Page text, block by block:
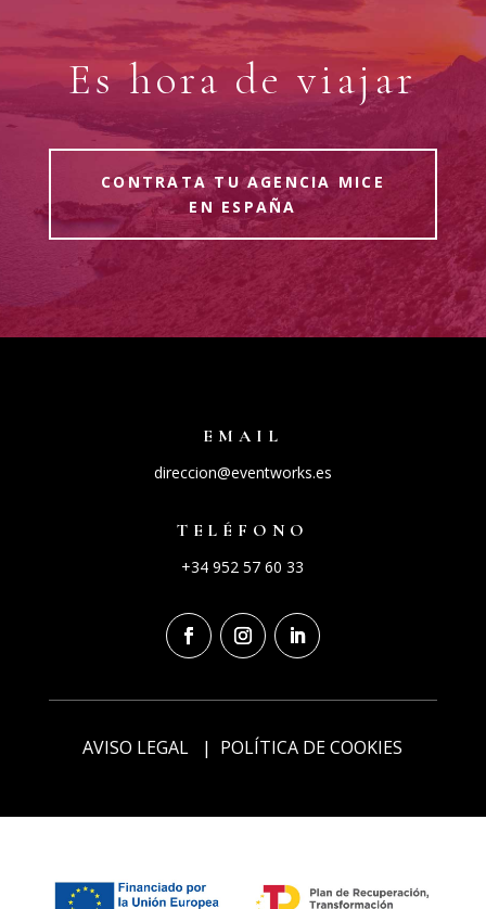
Es hora de viajar
CONTRATA TU AGENCIA MICE
EN ESPAÑA
EMAIL
direccion@eventworks.es
TELÉFONO
+34 952 57 60 33
AVISO LEGAL | POLÍTICA DE COOKIES